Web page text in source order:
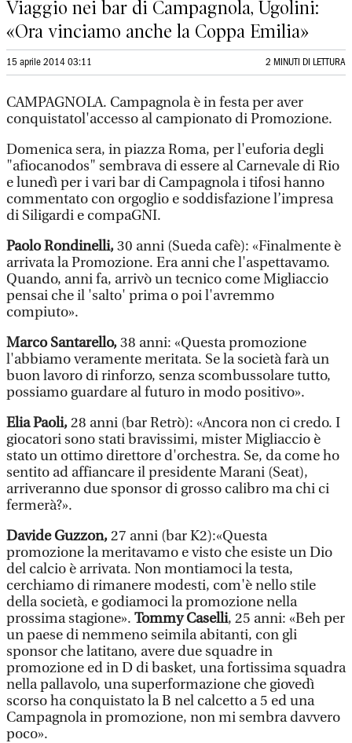
Viaggio nei bar di Campagnola, Ugolini:
«Ora vinciamo anche la Coppa Emilia»
15 aprile 2014 03:11 2 MINUTI DI LETTURA
CAMPAGNOLA. Campagnola è in festa per aver
conquistatol'accesso al campionato di Promozione.
Domenica sera, in piazza Roma, per l'euforia degli
"afiocanodos" sembrava di essere al Carnevale di Rio
e lunedì per i vari bar di Campagnola i tifosi hanno
commentato con orgoglio e soddisfazione l’impresa
di Siligardi e compaGNI.
Paolo Rondinelli,30 anni (Sueda cafè): «Finalmente è
arrivata la Promozione. Era anni che l'aspettavamo.
Quando, anni fa, arrivò un tecnico come Migliaccio
pensai che il 'salto' prima o poi l'avremmo
compiuto».
Marco Santarello,38 anni: «Questa promozione
l'abbiamo veramente meritata. Se la società farà un
buon lavoro di rinforzo, senza scombussolare tutto,
possiamo guardare al futuro in modo positivo».
Elia Paoli,28 anni (bar Retrò): «Ancora non ci credo. I
giocatori sono stati bravissimi, mister Migliaccio è
stato un ottimo direttore d'orchestra. Se, da come ho
sentito ad affiancare il presidente Marani (Seat),
arriveranno due sponsor di grosso calibro ma chi ci
fermerà?».
Davide Guzzon,27 anni (bar K2):«Questa
promozione la meritavamo e visto che esiste un Dio
del calcio è arrivata. Non montiamoci la testa,
cerchiamo di rimanere modesti, com'è nello stile
della società, e godiamoci la promozione nella
prossima stagione». Tommy Caselli, 25 anni: «Beh per
un paese di nemmeno seimila abitanti, con gli
sponsor che latitano, avere due squadre in
promozione ed in D di basket, una fortissima squadra
nella pallavolo, una superformazione che giovedì
scorso ha conquistato la B nel calcetto a 5 ed una
Campagnola in promozione, non mi sembra davvero
poco».